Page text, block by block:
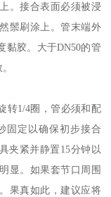
。接合表面必须被浸
鬃刷涂上。管末端外
黏胶。大于DN50的管
转1/4圈，管必须和配
固定以确保初步接合
夹紧并静置15分钟以
显。如果套节口周围
果真如此，建议应将